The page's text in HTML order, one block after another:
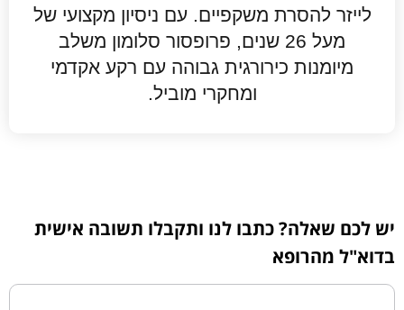
לייזר להסרת משקפיים. עם ניסיון מקצועי של
מעל 26 שנים, פרופסור סלומון משלב
מיומנות כירורגית גבוהה עם רקע אקדמי
ומחקרי מוביל.
יש לכם שאלה? כתבו לנו ותקבלו תשובה אישית
בדוא"ל מהרופא